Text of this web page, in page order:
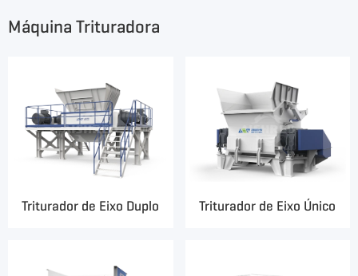
Máquina Trituradora
Triturador de Eixo Duplo Triturador de Eixo Único